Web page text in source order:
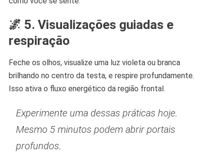
🌌 5. Visualizações guiadas e
respiração
Feche os olhos, visualize uma luz violeta ou branca
brilhando no centro da testa, e respire profundamente.
Isso ativa o fluxo energético da região frontal.
Experimente uma dessas práticas hoje.
Mesmo 5 minutos podem abrir portais
profundos.